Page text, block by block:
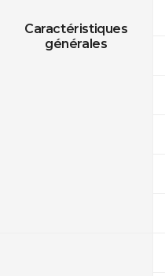
Caractéristiques
générales